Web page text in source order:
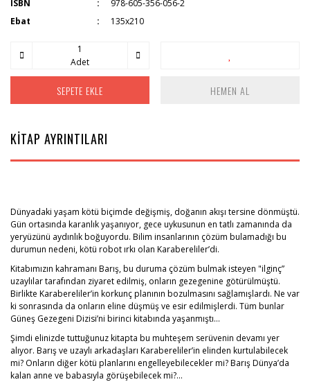
ISBN
978-605-356-056-2
Ebat
135x210
Adet
SEPETE EKLE HEMEN AL
KİTAP AYRINTILARI
Dünyadaki yaşam kötü biçimde değişmiş, doğanın akışı tersine dönmüştü.
Gün ortasında karanlık yaşanıyor, gece uykusunun en tatlı zamanında da
yeryüzünü aydınlık boğuyordu. Bilim insanlarının çözüm bulamadığı bu
durumun nedeni, kötü robot ırkı olan Karabereliler’di.
Kitabımızın kahramanı Barış, bu duruma çözüm bulmak isteyen "ilginç”
uzaylılar tarafından ziyaret edilmiş, onların gezegenine götürülmüştü.
Birlikte Karabereliler’in korkunç planının bozulmasını sağlamışlardı. Ne var
ki sonrasında da onların eline düşmüş ve esir edilmişlerdi. Tüm bunlar
Güneş Gezegeni Dizisi’ni birinci kitabında yaşanmıştı…
Şimdi elinizde tuttuğunuz kitapta bu muhteşem serüvenin devamı yer
alıyor. Barış ve uzaylı arkadaşları Karabereliler’in elinden kurtulabilecek
mi? Onların diğer kötü planlarını engelleyebilecekler mi? Barış Dünya’da
kalan anne ve babasıyla görüşebilecek mi?…